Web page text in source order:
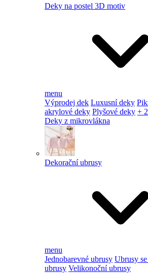
Deky na postel 3D motiv
menu
Výprodej dek Luxusní deky
akrylové deky Plyšové deky +
Deky z mikrovlákna
Dekorační ubrusy
menu
Jednobarevné ubrusy Ubrusy
ubrusy Velikonoční ubrusy